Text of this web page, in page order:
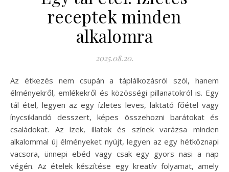
receptek minden
alkalomra
2025.08.20.
Az étkezés nem csupán a táplálkozásról szól, hanem
élményekről, emlékekről és közösségi pillanatokról is. Egy
tál étel, legyen az egy ízletes leves, laktató főétel vagy
ínycsiklandó desszert, képes összehozni barátokat és
családokat. Az ízek, illatok és színek varázsa minden
alkalommal új élményeket nyújt, legyen az egy hétköznapi
vacsora, ünnepi ebéd vagy csak egy gyors nasi a nap
végén. Az ételek készítése egy kreatív folyamat, amely